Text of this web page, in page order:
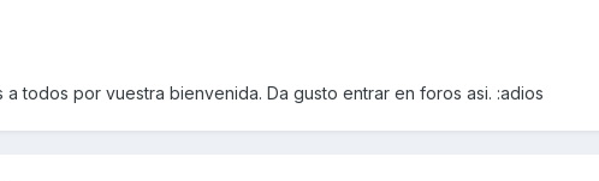
a todos por vuestra bienvenida. Da gusto entrar en foros asi. :adios